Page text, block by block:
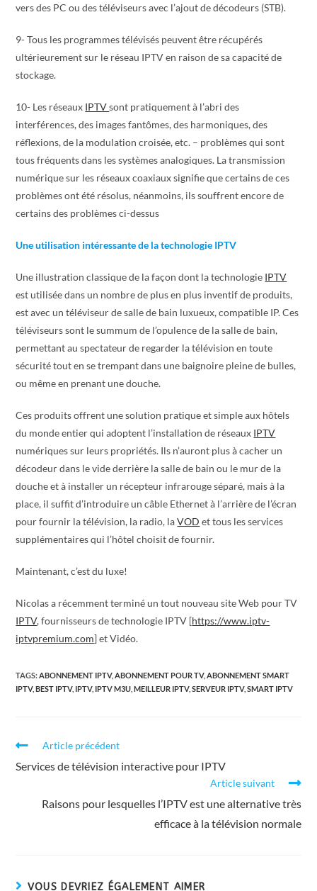
vers des PC ou des téléviseurs avec l’ajout de décodeurs (STB).
9- Tous les programmes télévisés peuvent être récupérés
ultérieurement sur le réseau IPTV en raison de sa capacité de
stockage.
10- Les réseaux IPTVsont pratiquement à l’abri des
interférences, des images fantômes, des harmoniques, des
réflexions, de la modulation croisée, etc. – problèmes qui sont
tous fréquents dans les systèmes analogiques. La transmission
numérique sur les réseaux coaxiaux signifie que certains de ces
problèmes ont été résolus, néanmoins, ils souffrent encore de
certains des problèmes ci-dessus
Une utilisation intéressante de la technologie IPTV
Une illustration classique de la façon dont la technologie IPTV
est utilisée dans un nombre de plus en plus inventif de produits,
est avec un téléviseur de salle de bain luxueux, compatible IP. Ces
téléviseurs sont le summum de l’opulence de la salle de bain,
permettant au spectateur de regarder la télévision en toute
sécurité tout en se trempant dans une baignoire pleine de bulles,
ou même en prenant une douche.
Ces produits offrent une solution pratique et simple aux hôtels
du monde entier qui adoptent l’installation de réseaux IPTV
numériques sur leurs propriétés. Ils n’auront plus à cacher un
décodeur dans le vide derrière la salle de bain ou le mur de la
douche et à installer un récepteur infrarouge séparé, mais à la
place, il suffit d’introduire un câble Ethernet à l’arrière de l’écran
pour fournir la télévision, la radio, laVOD et tous les services
supplémentaires qui l’hôtel choisit de fournir.
Maintenant, c’est du luxe!
Nicolas a récemment terminé un tout nouveau site Web pour TV
IPTV, fournisseurs de technologie IPTV [https://www.iptv-
iptvpremium.com] et Vidéo.
TAGS:ABONNEMENT IPTV, ABONNEMENT POUR TV, ABONNEMENT SMART
IPTV, BEST IPTV, IPTV, IPTV M3U MEILLEUR IPTV, SERVEUR IPTV, SMART IPTV
Article précédent
Services de télévision interactive pour IPTV
Article suivant
Raisons pour lesquelles l’IPTV est une alternative très
efficace à la télévision normale
VOUS DEVRIEZ ÉGALEMENT AIMER